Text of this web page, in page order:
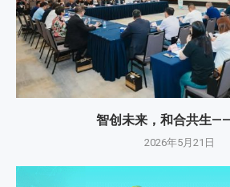
智创未来，和合共生
2026年5月21日